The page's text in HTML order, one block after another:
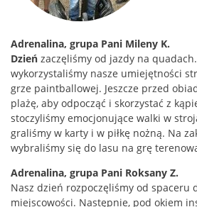
Adrenalina, grupa Pani Mileny K.
Dzień zaczęliśmy od jazdy na
wykorzystaliśmy nasze umiejętności
grze paintballowej. Jeszcze przed
plażę, aby odpocząć i skorzystać z
stoczyliśmy emocjonujące walki w
graliśmy w karty i w piłkę nożną. Na
wybraliśmy się do lasu na grę
Adrenalina, grupa Pani Roksany Z.
Nasz dzień rozpoczęliśmy od spaceru
miejscowości. Następnie, pod okiem